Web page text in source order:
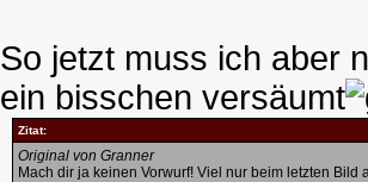
So jetzt muss ich aber
ein bisschen versäumt
Zitat:
Original von Granner
Mach dir ja keinen Vorwurf! Viel nur beim letzten Bild